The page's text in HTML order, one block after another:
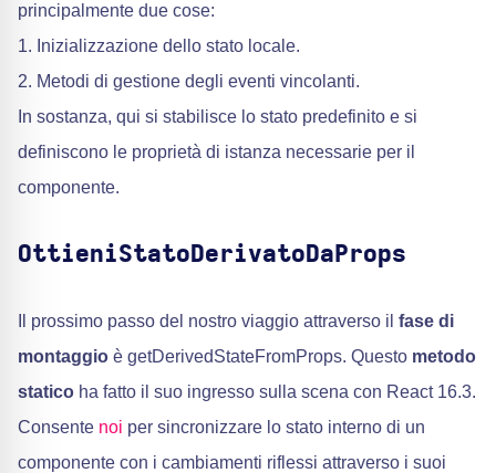
principalmente due cose:
1. Inizializzazione dello stato locale.
2. Metodi di gestione degli eventi vincolanti.
In sostanza, qui si stabilisce lo stato predefinito e si
definiscono le proprietà di istanza necessarie per il
componente.
OttieniStatoDerivatoDaProps
Il prossimo passo del nostro viaggio attraverso il fase di
montaggio è getDerivedStateFromProps. Questo metodo
statico ha fatto il suo ingresso sulla scena con React 16.3.
Consente noi per sincronizzare lo stato interno di un
componente con i cambiamenti riflessi attraverso i suoi